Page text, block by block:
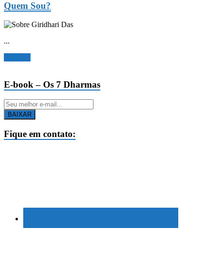
Quem Sou?
...
E-book – Os 7 Dharmas
BAIXAR
Fique em contato: